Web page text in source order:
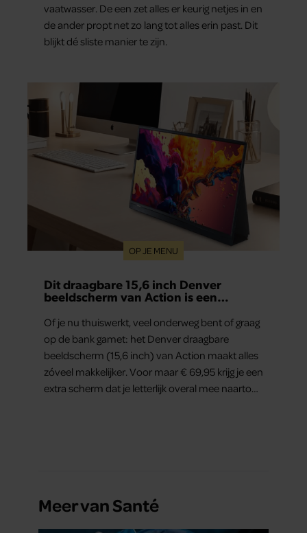
vaatwasser. De een zet alles er keurig netjes in en
de ander propt net zo lang tot alles erin past. Dit
blijkt dé sliste manier te zijn.
OP JE MENU
Dit draagbare 15,6 inch Denver
beeldscherm van Action is een
binge-watchers
Of je nu thuiswerkt, veel onderweg bent of graag
op de bank gamet: het Denver draagbare
beeldscherm (15,6 inch) van Action maakt alles
zóveel makkelijker. Voor maar € 69,95 krijg je een
extra scherm dat je letterlijk overal mee naartoe
Meer van Santé